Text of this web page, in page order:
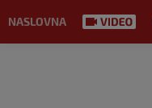
NASLOVNA